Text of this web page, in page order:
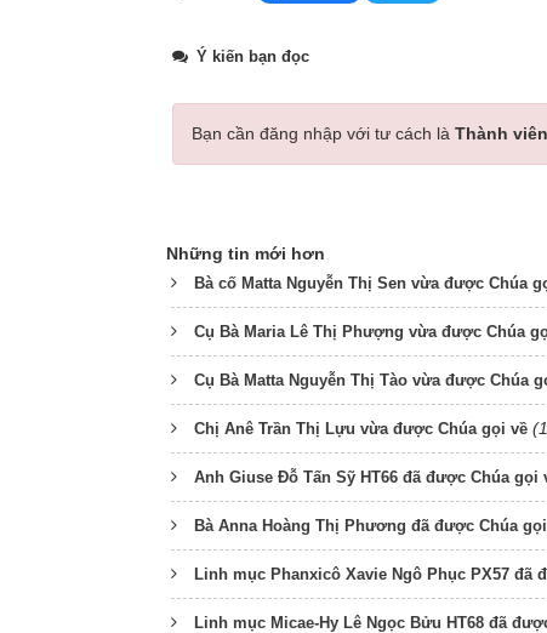
Ý kiến bạn đọc
Bạn cần đăng nhập với tư cách là Thành
Những tin mới hơn
Bà cố Matta Nguyễn Thị Sen vừa được Chúa
Cụ Bà Maria Lê Thị Phượng vừa được Chúa
Cụ Bà Matta Nguyễn Thị Tào vừa được Chúa
Chị Anê Trần Thị Lựu vừa được Chúa gọi về
Anh Giuse Đỗ Tấn Sỹ HT66 đã được Chúa gọi
Bà Anna Hoàng Thị Phương đã được Chúa
Linh mục Phanxicô Xavie Ngô Phục PX57 đã
Linh mục Micae-Hy Lê Ngọc Bửu HT68 đã